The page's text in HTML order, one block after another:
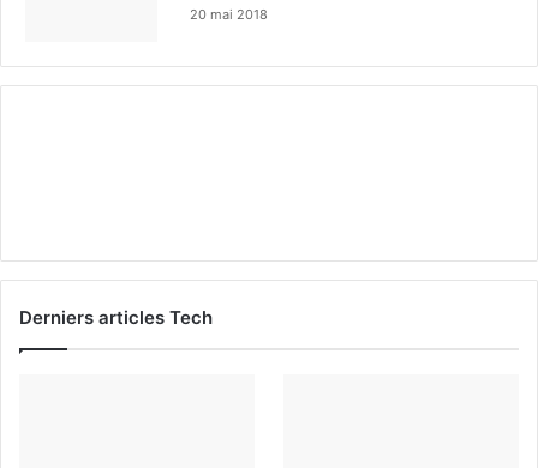
20 mai 2018
Derniers articles Tech